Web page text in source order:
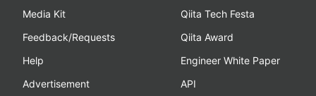
Media Kit
Feedback/Requests
Help
Advertisement
Qiita Tech Festa
Qiita Award
Engineer White Paper
API